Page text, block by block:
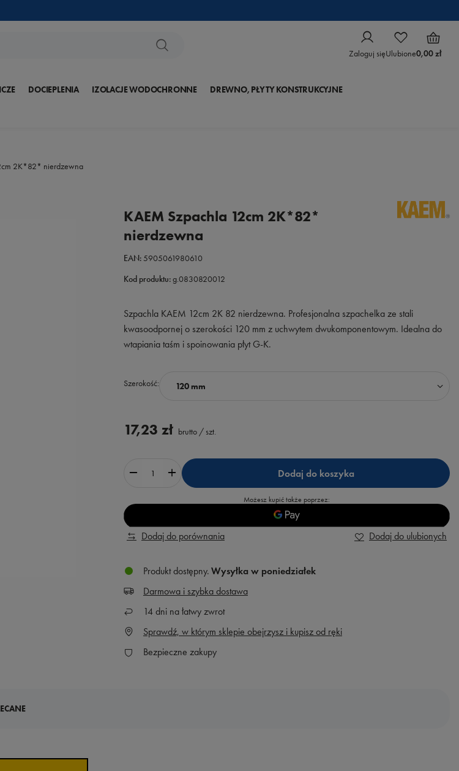
Zaloguj sięUlubione0,00 zł
DOCIEPLENIA IZOLACJE WODOCHRONNE DREWNO, PŁYTY KONSTRUKCYJNE
2K*82* nierdzewna
KAEM Szpachla 12cm 2K*82*
nierdzewna
EAN:5905061980610
Kod produktu:g.0830820012
Szpachla KAEM 12cm 2K 82 nierdzewna. Profesjonalna szpachelka ze stali
kwasoodpornej o szerokości 120 mm z uchwytem dwukomponentowym. Idealna do
wtapiania taśm i spoinowania płyt G-K.
Szerokość 120 mm
17,23 zł brutto / szt.
Dodaj do koszyka
Możesz kupić także poprzez:
Dodaj do porównania Dodaj do ulubionych
Produkt dostępny Wysyłka w poniedziałek
Darmowa i szybka dostawa
14 dni na łatwy zwrot
Sprawdź, w którym sklepie obejrzysz i kupisz od ręki
Bezpieczne zakupy